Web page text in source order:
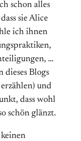
schon alles
sie Alice
ich ihnen
…
dieses Blogs
und
dass wohl
schön glänzt.